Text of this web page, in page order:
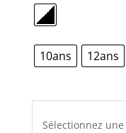
10ans 12ans
Sélectionnez